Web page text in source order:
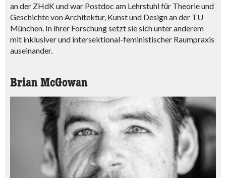
an der ZHdK und war Postdoc am Lehrstuhl für Theorie und
Geschichte von Architektur, Kunst und Design an der TU
München. In ihrer Forschung setzt sie sich unter anderem
mit inklusiver und intersektional-feministischer Raumpraxis
auseinander.
Brian McGowan